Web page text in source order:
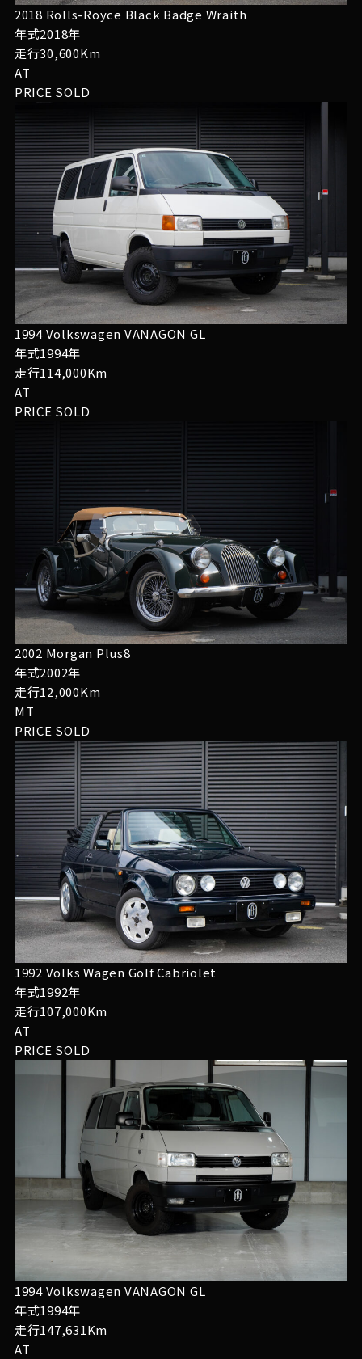
2018 Rolls-Royce Black Badge Wraith
年式2018年
走行30,600Km
AT
PRICE SOLD
1994 Volkswagen VANAGON GL
年式1994年
走行114,000Km
AT
PRICE SOLD
2002 Morgan Plus8
年式2002年
走行12,000Km
MT
PRICE SOLD
1992 Volks Wagen Golf Cabriolet
年式1992年
走行107,000Km
AT
PRICE SOLD
1994 Volkswagen VANAGON GL
年式1994年
走行147,631Km
AT